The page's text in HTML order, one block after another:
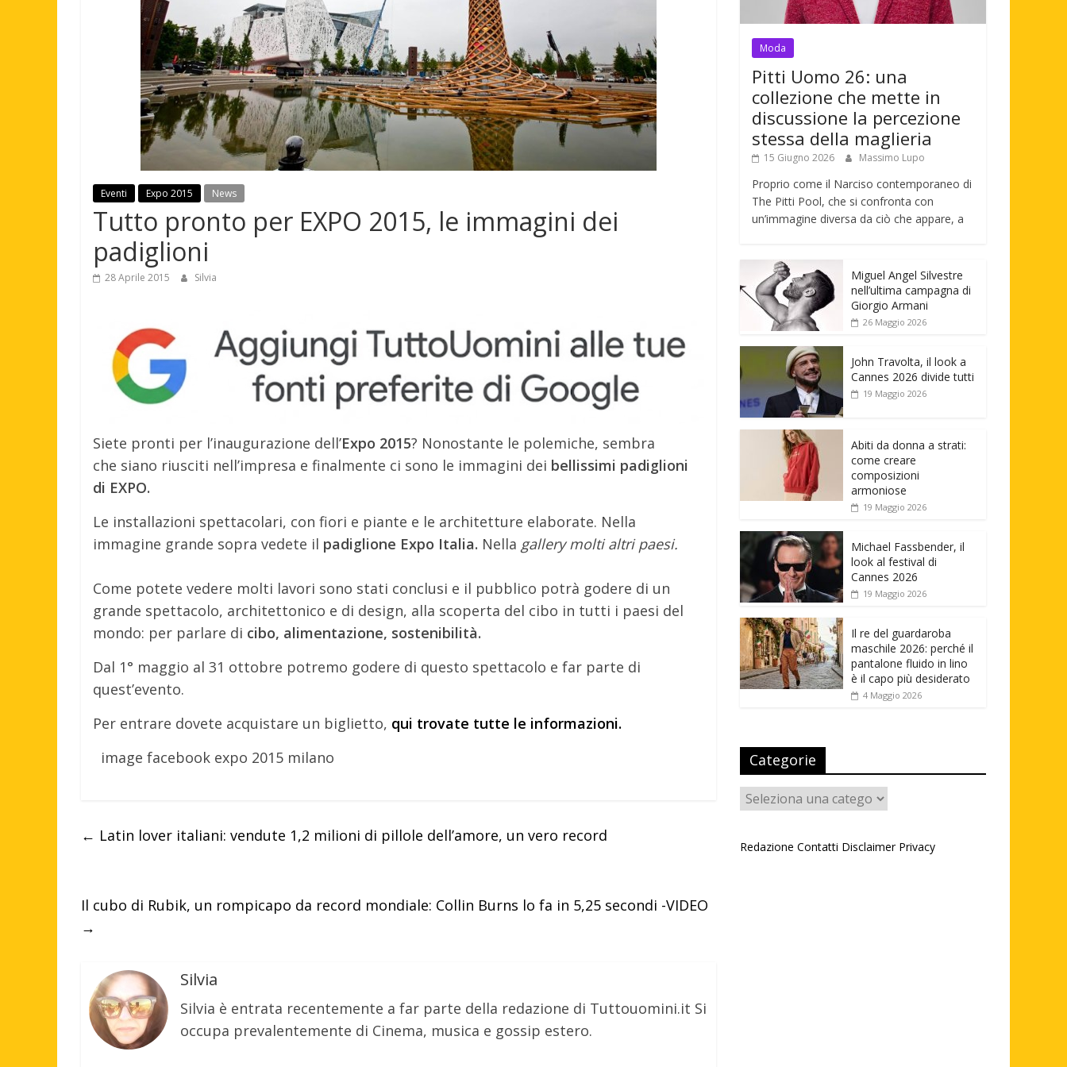
Eventi Expo 2015 News
Tutto pronto per EXPO 2015, le immagini dei
padiglioni
28 Aprile 2015 Silvia
Siete pronti per l’inaugurazione dell’Expo 2015? Nonostante le polemiche, sembra
che siano riusciti nell’impresa e finalmente ci sono le immagini dei bellissimi padiglioni
di EXPO.
Le installazioni spettacolari, con fiori e piante e le architetture elaborate. Nella
immagine grande sopra vedete il padiglione Expo Italia. Nella gallery molti altri paesi.
Come potete vedere molti lavori sono stati conclusi e il pubblico potrà godere di un
grande spettacolo, architettonico e di design, alla scoperta del cibo in tutti i paesi del
mondo: per parlare di cibo, alimentazione, sostenibilità.
Dal 1° maggio al 31 ottobre potremo godere di questo spettacolo e far parte di
quest’evento.
Per entrare dovete acquistare un biglietto, qui trovate tutte le informazioni.
image facebook expo 2015 milano
← Latin lover italiani: vendute 1,2 milioni di pillole dell’amore, un vero record
Il cubo di Rubik, un rompicapo da record mondiale: Collin Burns lo fa in 5,25 secondi -VIDEO
→
Silvia
Silvia è entrata recentemente a far parte della redazione di Tuttouomini.it Si
occupa prevalentemente di Cinema, musica e gossip estero.
Moda
Pitti Uomo 26: una
collezione che mette in
discussione la percezione
stessa della maglieria
15 Giugno 2026 Massimo Lupo
Proprio come il Narciso contemporaneo di
The Pitti Pool, che si confronta con
un’immagine diversa da ciò che appare, a
Miguel Angel Silvestre
nell’ultima campagna di
Giorgio Armani
26 Maggio 2026
John Travolta, il look a
Cannes 2026 divide tutti
19 Maggio 2026
Abiti da donna a strati:
come creare
composizioni
armoniose
19 Maggio 2026
Michael Fassbender, il
look al festival di
Cannes 2026
19 Maggio 2026
Il re del guardaroba
maschile 2026: perché il
pantalone fluido in lino
è il capo più desiderato
4 Maggio 2026
Categorie
Categorie
Redazione Contatti Disclaimer Privacy